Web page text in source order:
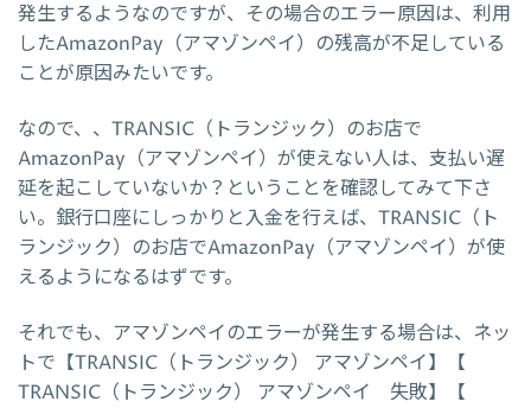
発生するようなのですが、その場合のエラー原因は、利用
したAmazonPay（アマゾンペイ）の残高が不足している
ことが原因みたいです。
なので、、TRANSIC（トランジック）のお店で
AmazonPay（アマゾンペイ）が使えない人は、支払い遅
延を起こしていないか？ということを確認してみて下さ
い。銀行口座にしっかりと入金を行えば、TRANSIC（ト
ランジック）のお店でAmazonPay（アマゾンペイ）が使
えるようになるはずです。
それでも、アマゾンペイのエラーが発生する場合は、ネッ
トで【TRANSIC（トランジック） アマゾンペイ】【
TRANSIC（トランジック） アマゾンペイ 失敗】【